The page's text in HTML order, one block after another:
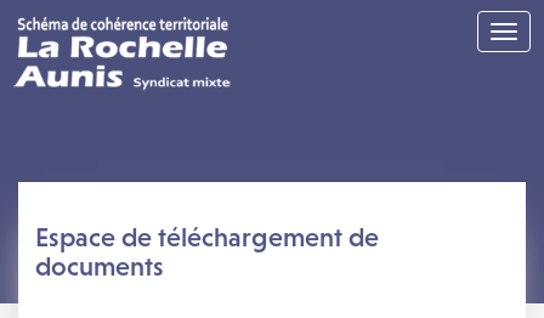
Espace de téléchargement de
documents